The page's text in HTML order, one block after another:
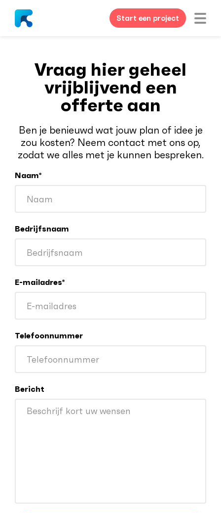
Start een project
Vraag hier geheel
vrijblijvend een
offerte aan
Ben je benieuwd wat jouw plan of idee je
zou kosten? Neem contact met ons op,
zodat we alles met je kunnen bespreken.
Naam*
Bedrijfsnaam
E-mailadres*
Telefoonnummer
Bericht